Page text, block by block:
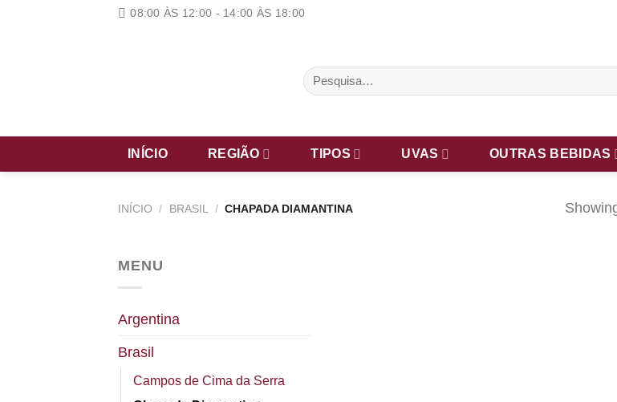
08:00 ÀS 12:00 - 14:00 ÀS 18:00
Pesquisar
por:
INÍCIO REGIÃO TIPOS UVAS OUTRAS BEBIDAS
INÍCIO / BRASIL / CHAPADA DIAMANTINA
MENU
Argentina
Brasil
Campos de Cima da Serra